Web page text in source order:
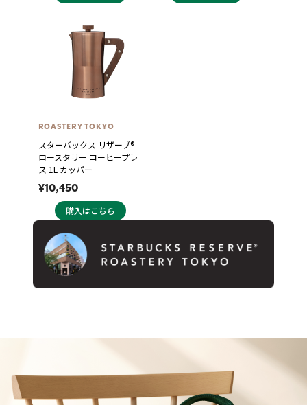
ROASTERY TOKYO
スターバックス リザーブ®
ロースタリー コーヒープレ
ス 1L カッパー
¥10,450
購入はこちら